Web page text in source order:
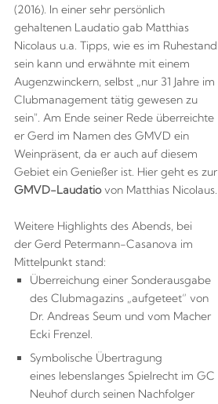
(2016). In einer sehr persönlich
gehaltenen Laudatio gab Matthias
Nicolaus u.a. Tipps, wie es im Ruhestand
sein kann und erwähnte mit einem
Augenzwinckern, selbst „nur 31 Jahre im
Clubmanagement tätig gewesen zu
sein". Am Ende seiner Rede überreichte
er Gerd im Namen des GMVD ein
Weinpräsent, da er auch auf diesem
Gebiet ein Genießer ist. Hier geht es zur
GMVD-Laudatiovon Matthias Nicolaus.
Weitere Highlights des Abends, bei
der Gerd Petermann-Casanova im
Mittelpunkt stand:
Überreichung einer Sonderausgabe
des Clubmagazins „aufgeteet“ von
Dr. Andreas Seum und vom Macher
Ecki Frenzel.
Symbolische Übertragung
eines lebenslanges Spielrecht im GC
Neuhof durch seinen Nachfolger